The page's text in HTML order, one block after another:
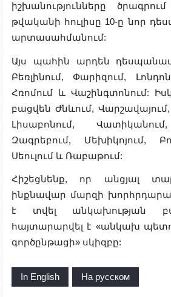
իշխանությունները
թվականի հուլիսը 10-ը նոր
արտասահմանում:
Այս պահին արդեն
Բեռլինում, Փարիզում,
Հռոմում և Վաշինգտոնում:
բացվեն Ժնևում,
Լիսաբոնում,
Զագրեբում, Մեխիկոյում,
Սեուլում և Ռաբաթում:
Հիշեցնենք, որ անցյալ
ինքնավար մարզի
է տվել անկախության
հայտարարվել է «անկախ
գործընթացի» սկիզբը:
In English На русском